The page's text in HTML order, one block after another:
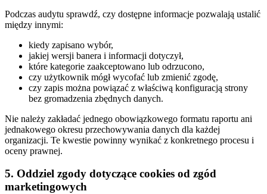
Podczas audytu sprawdź, czy dostępne informacje pozwalają ustalić
między innymi:
kiedy zapisano wybór,
jakiej wersji banera i informacji dotyczył,
które kategorie zaakceptowano lub odrzucono,
czy użytkownik mógł wycofać lub zmienić zgodę,
czy zapis można powiązać z właściwą konfiguracją strony
bez gromadzenia zbędnych danych.
Nie należy zakładać jednego obowiązkowego formatu raportu ani
jednakowego okresu przechowywania danych dla każdej
organizacji. Te kwestie powinny wynikać z konkretnego procesu i
oceny prawnej.
5. Oddziel zgody dotyczące cookies od zgód
marketingowych